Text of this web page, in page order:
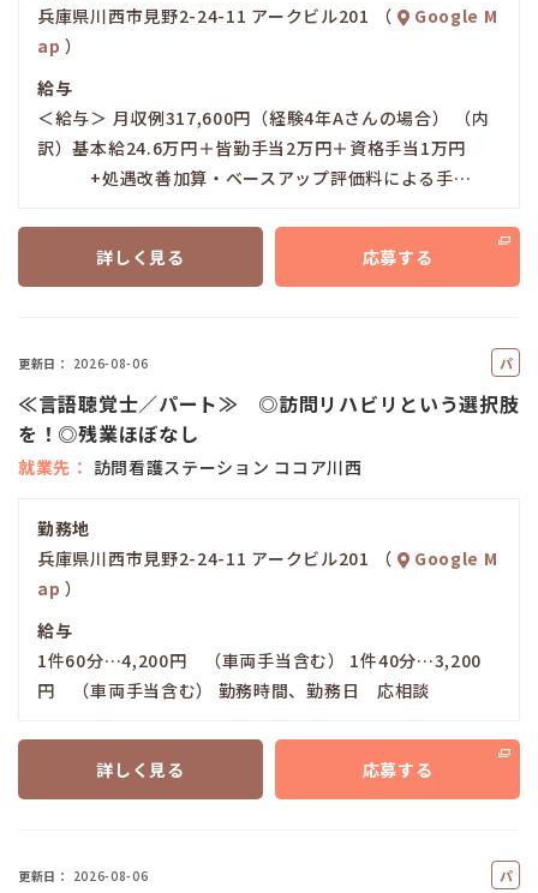
兵庫県川西市見野2-24-11 アークビル201 （
Google M
ap ）
給与
＜給与＞ 月収例317,600円（経験4年Aさんの場合） （内
訳）基本給24.6万円＋皆勤手当2万円＋資格手当1万円
+処遇改善加算・ベースアップ評価料による手…
詳しく見る 応募する
更新日 2026-08-06
パ
ト
≪言語聴覚士／パート≫ ◎訪問リハビリという選択肢
を！◎残業ほぼなし
就業先 訪問看護ステーション ココア川西
勤務地
兵庫県川西市見野2-24-11 アークビル201 （
Google M
ap ）
給与
1件60分…4,200円 （車両手当含む） 1件40分…3,200
円 （車両手当含む） 勤務時間、勤務日 応相談
詳しく見る 応募する
更新日 2026-08-06
パ